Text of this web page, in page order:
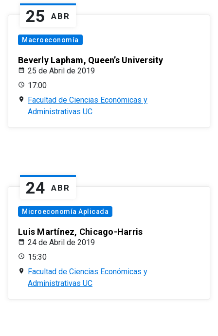
25 ABR
Macroeconomía
Beverly Lapham, Queen’s University
25 de Abril de 2019
17:00
Facultad de Ciencias Económicas y
Administrativas UC
24 ABR
Microeconomía Aplicada
Luis Martínez, Chicago-Harris
24 de Abril de 2019
15:30
Facultad de Ciencias Económicas y
Administrativas UC